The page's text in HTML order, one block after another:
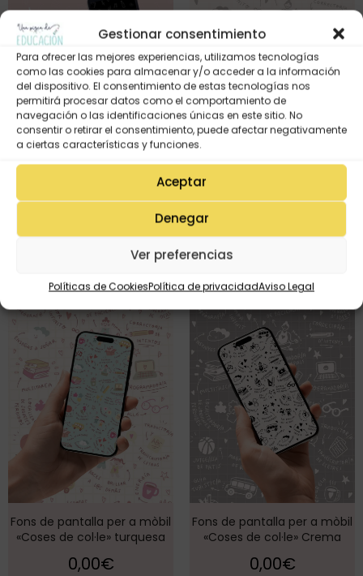
Gestionar consentimiento
Para ofrecer las mejores experiencias, utilizamos tecnologías
como las cookies para almacenar y/o acceder a la información
del dispositivo. El consentimiento de estas tecnologías nos
permitirá procesar datos como el comportamiento de
navegación o las identificaciones únicas en este sitio. No
consentir o retirar el consentimiento, puede afectar negativamente
a ciertas características y funciones.
Aceptar
Denegar
Ver preferencias
Políticas de CookiesPolítica de privacidadAviso Legal
pc «Maestra» (versión rosa
Fons de pantalla per a mòbil
«Coses de col·le» negre
0,00€
Fons de pantalla per a mòbil
«Coses de col·le» turquesa
0,00€
Fons de pantalla per a mòbil
«Coses de col·le» Crema
0,00€